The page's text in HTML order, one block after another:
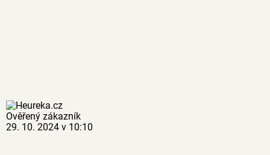
Ověřený zákazník
29. 10. 2024 v 10:10